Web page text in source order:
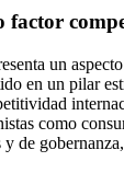
factor
un
en un pilar
como
de